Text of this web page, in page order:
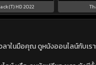
HD 2022
ในมือคุณ ดูหนังออนไลน์กับเร